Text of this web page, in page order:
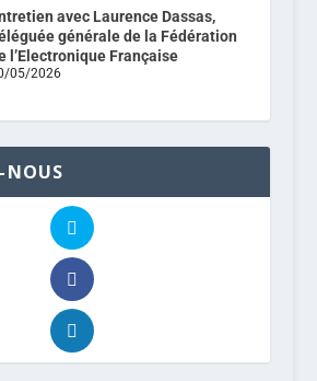
avec Laurence Dassas,
générale de la Fédération
l’Electronique Française
05/2026
NOUS